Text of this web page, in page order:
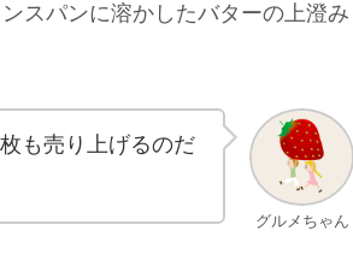
スパンに溶かしたバターの上澄み
グルメちゃん
も売り上げるのだ